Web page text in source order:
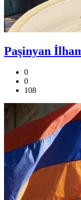
Paşinyan
0
0
108